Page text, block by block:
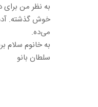
به نظر من
خوش گذشته.
می‌ده.
به خانوم سلام
سلطان بانو